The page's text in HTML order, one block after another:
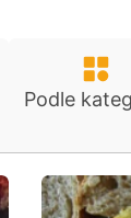
Podle